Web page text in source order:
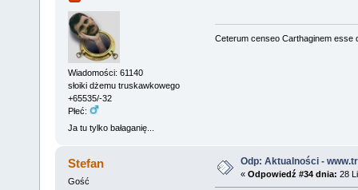
Wiadomości: 61140
słoiki dżemu truskawkowego
+65535/-32
Płeć:
Ja tu tylko bałaganię...
Ceterum censeo Carthaginem esse
Stefan
Gość
Odp: Aktualności -
« Odpowiedź #34 dnia: 28